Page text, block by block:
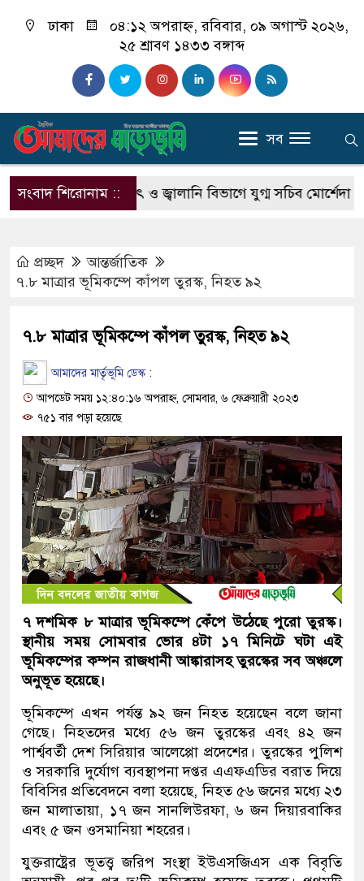
ঢাকা
০৪:১২ অপরাহ্ন, রবিবার, ০৯ অগাস্ট ২০২৬,
২৫ শ্রাবণ ১৪৩৩ বঙ্গাব্দ
সব
সংবাদ শিরোনাম ::বিদ্যুৎ ও জ্বালানি বিভাগে যুগ্ম সচিব মোর্শেদা
প্রচ্ছদ
আন্তর্জাতিক
৭.৮ মাত্রার ভূমিকম্পে কাঁপল তুরস্ক, নিহত ৯২
৭.৮ মাত্রার ভূমিকম্পে কাঁপল তুরস্ক, নিহত ৯২
আমাদের মার্তৃভূমি ডেস্ক :
আপডেট সময় ১২:৪০:১৬ অপরাহ্ন, সোমবার, ৬ ফেব্রুয়ারী ২০২৩
৭৫১ বার পড়া হয়েছে
৭ দশমিক ৮ মাত্রার ভূমিকম্পে কেঁপে উঠেছে পুরো তুরস্ক।
স্থানীয় সময় সোমবার ভোর ৪টা ১৭ মিনিটে ঘটা এই
ভূমিকম্পের কম্পন রাজধানী আঙ্কারাসহ তুরস্কের সব অঞ্চলে
অনুভূত হয়েছে।
ভূমিকম্পে এখন পর্যন্ত ৯২ জন নিহত হয়েছেন বলে জানা
গেছে। নিহতদের মধ্যে ৫৬ জন তুরস্কের এবং ৪২ জন
পার্শ্ববর্তী দেশ সিরিয়ার আলেপ্পো প্রদেশের। তুরস্কের পুলিশ
ও সরকারি দুর্যোগ ব্যবস্থাপনা দপ্তর এএফএডির বরাত দিয়ে
বিবিসির প্রতিবেদনে বলা হয়েছে, নিহত ৫৬ জনের মধ্যে ২৩
জন মালাতায়া, ১৭ জন সানলিউরফা, ৬ জন দিয়ারবাকির
এবং ৫ জন ওসমানিয়া শহরের।
যুক্তরাষ্ট্রের ভূতত্ত্ব জরিপ সংস্থা ইউএসজিএস এক বিবৃতি